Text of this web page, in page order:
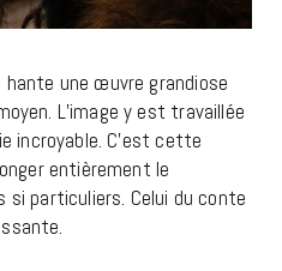
hante une œuvre grandiose
L’image y est travaillée
incroyable. C’est cette
entièrement le
particuliers. Celui du conte